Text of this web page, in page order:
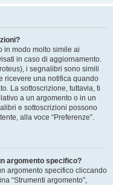
in modo molto simile ai
in caso di aggiornamento.
i segnalibri sono simili
ricevere una notifica quando
La sottoscrizione, tuttavia, ti
a un argomento o in un
e sottoscrizioni possono
alla voce “Preferenze”.
argomento specifico?
argomento specifico cliccando
“Strumenti argomento”,